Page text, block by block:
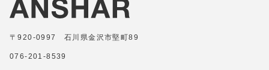
〒920-0997 石川県金沢市堅町89
076-201-8539